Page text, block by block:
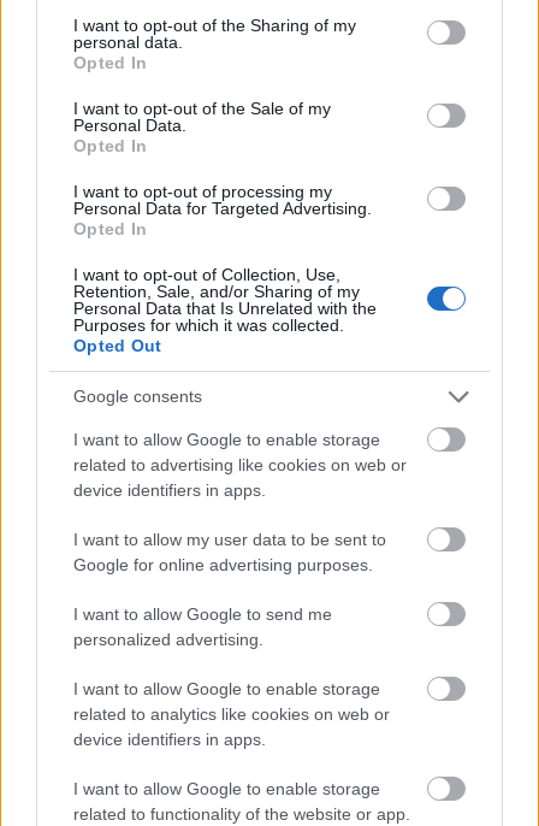
not limited to your visit or usage behaviour. You may click to
grant or deny consent to Google and its third-party tags to
use your data for below specified purposes in below Google
consent section.
I want to opt-out of the Sharing of my
personal data.
Opted In
I want to opt-out of the Sale of my
Personal Data.
Opted In
I want to opt-out of processing my
Personal Data for Targeted Advertising.
Opted In
I want to opt-out of Collection, Use,
Retention, Sale, and/or Sharing of my
Personal Data that Is Unrelated with the
Purposes for which it was collected.
Opted Out
Google consents
I want to allow Google to enable storage
related to advertising like cookies on web or
device identifiers in apps.
I want to allow my user data to be sent to
Google for online advertising purposes.
I want to allow Google to send me
personalized advertising.
I want to allow Google to enable storage
related to analytics like cookies on web or
device identifiers in apps.
I want to allow Google to enable storage
related to functionality of the website or app.
Lángoló Gitárok•2013. április 26.
Az utóbbi időben amolyan underground messiássá
vált norvég Kvelertak már két videót is kihozott
legutóbbi,Meircímű nagylemezéhez, most pedig ...